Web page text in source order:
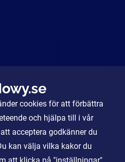
cookies för att förbättra
och hjälpa till i vår
acceptera godkänner du
kan välja vilka kakor du